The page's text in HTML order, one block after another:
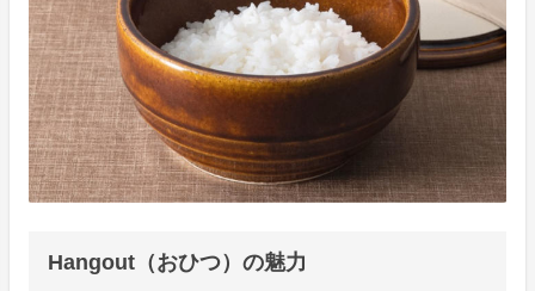
Hangout（おひつ）の魅力